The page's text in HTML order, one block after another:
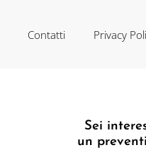
Contatti Privacy
Sei
un